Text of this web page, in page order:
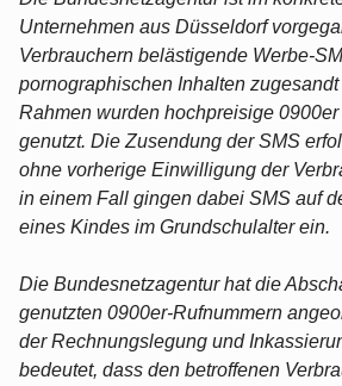
Unternehmen aus Düsseldorf
Verbrauchern belästigende Werbe-
pornographischen Inhalten
Rahmen wurden hochpreisige
genutzt. Die Zusendung der SMS
ohne vorherige Einwilligung der
in einem Fall gingen dabei SMS auf
eines Kindes im Grundschulalter ein.
Die Bundesnetzagentur hat die
genutzten 0900er-Rufnummern
der Rechnungslegung und
bedeutet, dass den betroffenen